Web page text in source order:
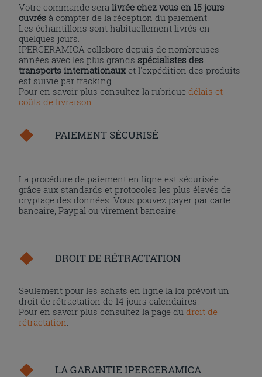
Votre commande seralivrée chez vous en 15 jours
ouvrés à compter de la réception du paiement.
Les échantillons sont habituellement livrés en
quelques jours.
IPERCERAMICA collabore depuis de nombreuses
années avec les plus grands spécialistes des
transports internationaux et l'expédition des produits
est suivie par tracking.
Pour en savoir plus consultez la rubriquedélais et
coûts de livraison
PAIEMENT SÉCURISÉ
La procédure de paiement en ligne est sécurisée
grâce aux standards et protocoles les plus élevés de
cryptage des données. Vous pouvez payer par carte
bancaire, Paypal ou virement bancaire.
DROIT DE RÉTRACTATION
Seulement pour les achats en ligne la loi prévoit un
droit de rétractation de 14 jours calendaires.
Pour en savoir plus consultez la page dudroit de
rétractation
LA GARANTIE IPERCERAMICA